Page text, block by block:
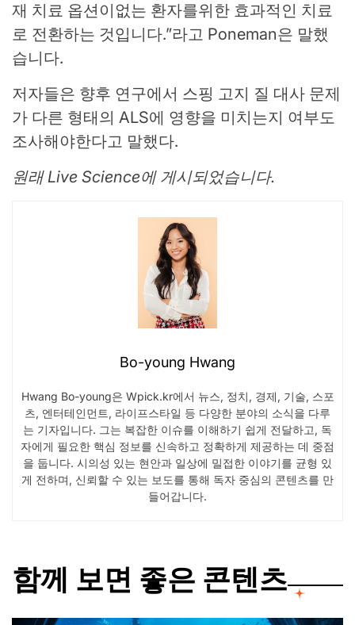
재 치료 옵션이없는 환자를위한 효과적인 치료
로 전환하는 것입니다.”라고 Poneman은 말했
습니다.
저자들은 향후 연구에서 스핑 고지 질 대사 문제
가 다른 형태의 ALS에 영향을 미치는지 여부도
조사해야한다고 말했다.
원래 Live Science에 게시되었습니다.
Bo-young Hwang
Hwang Bo-young은 Wpick.kr에서 뉴스, 정치, 경제, 기술, 스포
츠, 엔터테인먼트, 라이프스타일 등 다양한 분야의 소식을 다루
는 기자입니다. 그는 복잡한 이슈를 이해하기 쉽게 전달하고, 독
자에게 필요한 핵심 정보를 신속하고 정확하게 제공하는 데 중점
을 둡니다. 시의성 있는 현안과 일상에 밀접한 이야기를 균형 있
게 전하며, 신뢰할 수 있는 보도를 통해 독자 중심의 콘텐츠를 만
들어갑니다.
함께 보면 좋은 콘텐츠